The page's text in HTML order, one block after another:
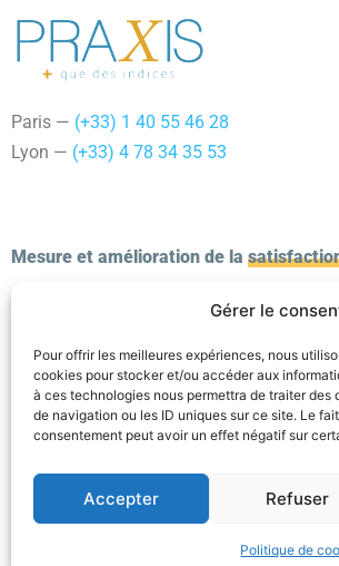
Gérer le
Pour offrir les meilleures expériences, nous
cookies pour stocker et/ou accéder aux
à ces technologies nous permettra de traiter des
de navigation ou les ID uniques sur ce site. Le
consentement peut avoir un effet négatif sur
Accepter Refuser
Politique de
Paris — (+33) 1 40 55 46 28
Lyon — (+33) 4 78 34 35 53
Mesure et amélioration de la
©Praxis 2024 – Politique de